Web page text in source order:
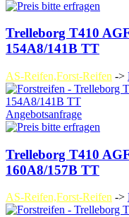
Trelleborg T410
154A8/141B TT
AS-Reifen,Forst-Reifen ->
Angebotsanfrage
Trelleborg T410
160A8/157B TT
AS-Reifen,Forst-Reifen ->